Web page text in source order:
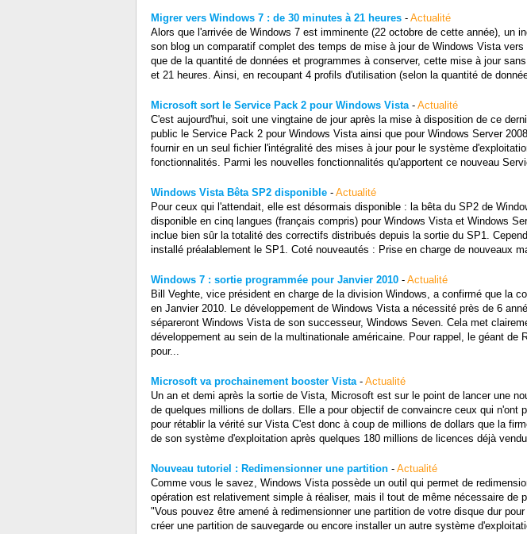
Migrer vers Windows 7 : de 30 minutes à 21 heures- Actualité
Alors que l'arrivée de Windows 7 est imminente (22 octobre de cette année), un
son blog un comparatif complet des temps de mise à jour de Windows Vista
que de la quantité de données et programmes à conserver, cette mise à jour
et 21 heures. Ainsi, en recoupant 4 profils d'utilisation (selon la quantité de
Microsoft sort le Service Pack 2 pour Windows Vista- Actualité
C'est aujourd'hui, soit une vingtaine de jour après la mise à disposition de ce
public le Service Pack 2 pour Windows Vista ainsi que pour Windows Server
fournir en un seul fichier l'intégralité des mises à jour pour le système
fonctionnalités. Parmi les nouvelles fonctionnalités qu'apportent ce nouveau
Windows Vista Bêta SP2 disponible- Actualité
Pour ceux qui l'attendait, elle est désormais disponible : la bêta du SP2 de
disponible en cinq langues (français compris) pour Windows Vista et Windows
inclue bien sûr la totalité des correctifs distribués depuis la sortie du SP1.
installé préalablement le SP1. Coté nouveautés : Prise en charge de nouveaux
Windows 7 : sortie programmée pour Janvier 2010- Actualité
Bill Veghte, vice président en charge de la division Windows, a confirmé que la
en Janvier 2010. Le développement de Windows Vista a nécessité près de 6
sépareront Windows Vista de son successeur, Windows Seven. Cela met
développement au sein de la multinationale américaine. Pour rappel, le géant de
pour...
Microsoft va prochainement booster Vista- Actualité
Un an et demi après la sortie de Vista, Microsoft est sur le point de lancer une
de quelques millions de dollars. Elle a pour objectif de convaincre ceux qui n'ont
pour rétablir la vérité sur Vista C'est donc à coup de millions de dollars que la
de son système d'exploitation après quelques 180 millions de licences déjà
Nouveau tutoriel : Redimensionner une partition- Actualité
Comme vous le savez, Windows Vista possède un outil qui permet de
opération est relativement simple à réaliser, mais il tout de même nécessaire de
"Vous pouvez être amené à redimensionner une partition de votre disque dur
créer une partition de sauvegarde ou encore installer un autre système